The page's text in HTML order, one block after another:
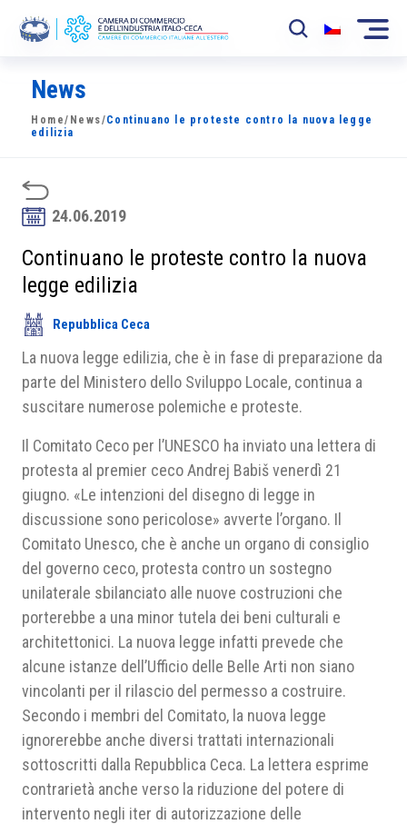
La Camera
News
Sviluppo Mercato
Soci
Partner
Progetti
Area riservata
News
Home/ News/Continuano le proteste contro la nuova legge
edilizia
24.06.2019
Continuano le proteste contro la nuova
legge edilizia
Repubblica Ceca
La nuova legge edilizia, che è in fase di preparazione da
parte del Ministero dello Sviluppo Locale, continua a
suscitare numerose polemiche e proteste.
Il Comitato Ceco per l’UNESCO ha inviato una lettera di
protesta al premier ceco Andrej Babiš venerdì 21
giugno. «Le intenzioni del disegno di legge in
discussione sono pericolose» avverte l’organo. Il
Comitato Unesco, che è anche un organo di consiglio
del governo ceco, protesta contro un sostegno
unilaterale sbilanciato alle nuove costruzioni che
porterebbe a una minor tutela dei beni culturali e
architettonici. La nuova legge infatti prevede che
alcune istanze dell’Ufficio delle Belle Arti non siano
vincolanti per il rilascio del permesso a costruire.
Secondo i membri del Comitato, la nuova legge
ignorerebbe anche diversi trattati internazionali
sottoscritti dalla Repubblica Ceca. La lettera esprime
contrarietà anche verso la riduzione del potere di
intervento negli iter di autorizzazione delle